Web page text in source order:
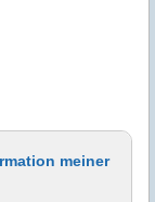
meiner